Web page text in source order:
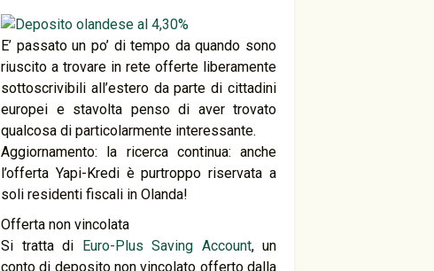
E’ passato un po’ di tempo da quando sono
riuscito a trovare in rete offerte liberamente
sottoscrivibili all’estero da parte di cittadini
europei e stavolta penso di aver trovato
qualcosa di particolarmente interessante.
Aggiornamento: la ricerca continua: anche
l’offerta Yapi-Kredi è purtroppo riservata a
soli residenti fiscali in Olanda!
Offerta non vincolata
Si tratta di Euro-Plus Saving Account, un
conto di deposito non vincolato offerto dalla